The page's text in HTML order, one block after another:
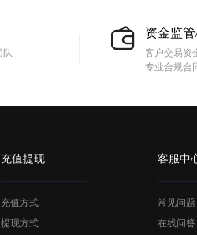
队
资金监
客户交易资
专业合规合
充值提现
充值方式
提现方式
客服中
常见问题
在线问答